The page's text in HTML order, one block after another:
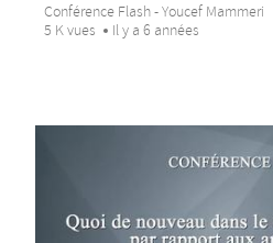
Conférence Flash - Youcef Mammeri
5 K vues
Il y a 6 années